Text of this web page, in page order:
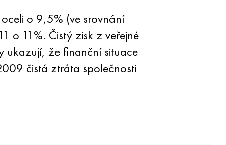
o 9,5% (ve srovnání
o 11%. Čistý zisk z veřejné
že finanční situace
čistá ztráta společnosti